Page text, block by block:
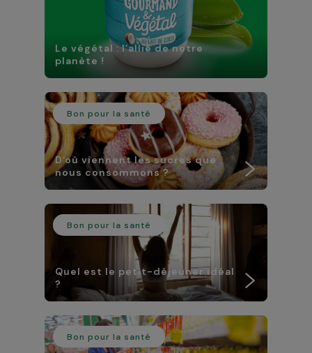
Le végétal : l’allié de notre
planète !
Bon pour la santé
D'où viennent les sucres que
nous consommons ?
Bon pour la santé
Quel est le petit-déjeuner idéal
?
Bon pour la santé